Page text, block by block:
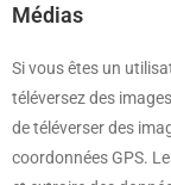
Médias
Si vous êtes un
téléversez des
de téléverser des
coordonnées GPS.